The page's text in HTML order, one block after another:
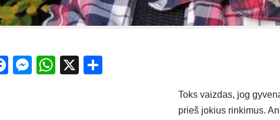
Facebook
Messenger
WhatsApp
X
Toks vaiz­das, jog
prieš jo­kius rin­ki­mus.